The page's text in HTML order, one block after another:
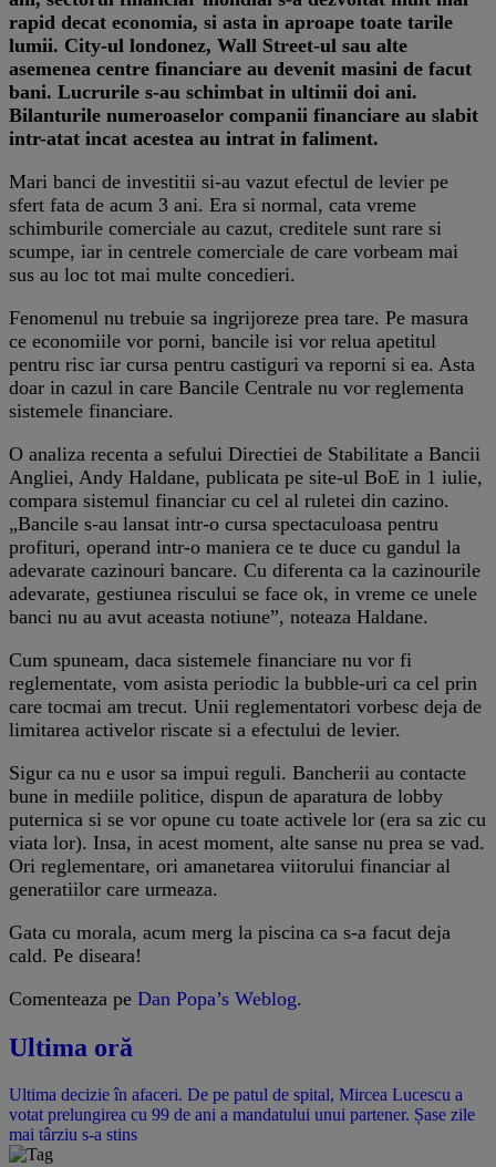
rapid decat economia, si asta in aproape toate tarile
lumii. City-ul londonez, Wall Street-ul sau alte
asemenea centre financiare au devenit masini de facut
bani. Lucrurile s-au schimbat in ultimii doi ani.
Bilanturile numeroaselor companii financiare au slabit
intr-atat incat acestea au intrat in faliment.
Mari banci de investitii si-au vazut efectul de levier pe
sfert fata de acum 3 ani. Era si normal, cata vreme
schimburile comerciale au cazut, creditele sunt rare si
scumpe, iar in centrele comerciale de care vorbeam mai
sus au loc tot mai multe concedieri.
Fenomenul nu trebuie sa ingrijoreze prea tare. Pe masura
ce economiile vor porni, bancile isi vor relua apetitul
pentru risc iar cursa pentru castiguri va reporni si ea. Asta
doar in cazul in care Bancile Centrale nu vor reglementa
sistemele financiare.
O analiza recenta a sefului Directiei de Stabilitate a Bancii
Angliei, Andy Haldane, publicata pe site-ul BoE in 1 iulie,
compara sistemul financiar cu cel al ruletei din cazino.
„Bancile s-au lansat intr-o cursa spectaculoasa pentru
profituri, operand intr-o maniera ce te duce cu gandul la
adevarate cazinouri bancare. Cu diferenta ca la cazinourile
adevarate, gestiunea riscului se face ok, in vreme ce unele
banci nu au avut aceasta notiune”, noteaza Haldane.
Cum spuneam, daca sistemele financiare nu vor fi
reglementate, vom asista periodic la bubble-uri ca cel prin
care tocmai am trecut. Unii reglementatori vorbesc deja de
limitarea activelor riscate si a efectului de levier.
Sigur ca nu e usor sa impui reguli. Bancherii au contacte
bune in mediile politice, dispun de aparatura de lobby
puternica si se vor opune cu toate activele lor (era sa zic cu
viata lor). Insa, in acest moment, alte sanse nu prea se vad.
Ori reglementare, ori amanetarea viitorului financiar al
generatiilor care urmeaza.
Gata cu morala, acum merg la piscina ca s-a facut deja
cald. Pe diseara!
Comenteaza pe Dan Popa’s Weblog.
Ultima oră
Ultima decizie în afaceri. De pe patul de spital, Mircea Lucescu a
votat prelungirea cu 99 de ani a mandatului unui partener. Șase zile
mai târziu s-a stins